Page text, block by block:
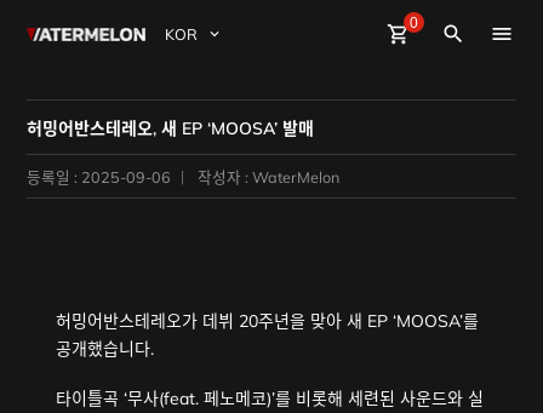
shopping_cart0
close
Watermelon Sign Up
BuyBeats
SellBeats
search
허밍어반스테레오, 새 EP ‘MOOSA’ 발매
등록일 : 2025-09-06 작성자 : WaterMelon
허밍어반스테레오가 데뷔 20주년을 맞아 새 EP ‘MOOSA’를
공개했습니다.
타이틀곡 ‘무사(feat. 페노메코)’를 비롯해 세련된 사운드와 실